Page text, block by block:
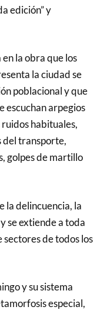
edición” y
la obra que los
la ciudad se
poblacional y que
escuchan arpegios
habituales,
transporte,
golpes de martillo
la delincuencia, la
se extiende a toda
sectores de todos los
y su sistema
especial,